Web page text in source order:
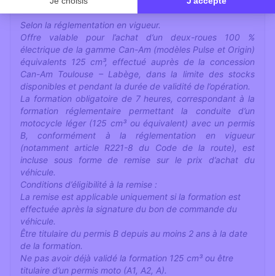
Selon la réglementation en vigueur.
Offre valable pour l’achat d’un deux-roues 100 %
électrique de la gamme Can-Am (modèles Pulse et Origin)
équivalents 125 cm³, effectué auprès de la concession
Can-Am Toulouse – Labège, dans la limite des stocks
disponibles et pendant la durée de validité de l’opération.
La formation obligatoire de 7 heures, correspondant à la
formation réglementaire permettant la conduite d’un
motocycle léger (125 cm³ ou équivalent) avec un permis
B, conformément à la réglementation en vigueur
(notamment article R221-8 du Code de la route), est
incluse sous forme de remise sur le prix d’achat du
véhicule.
Conditions d’éligibilité à la remise :
La remise est applicable uniquement si la formation est
effectuée après la signature du bon de commande du
véhicule.
Être titulaire du permis B depuis au moins 2 ans à la date
de la formation.
Ne pas avoir déjà validé la formation 125 cm³ ou être
titulaire d’un permis moto (A1, A2, A).